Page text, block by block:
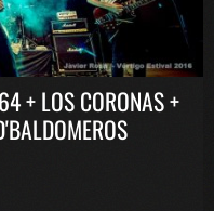
+ LOS CORONAS +